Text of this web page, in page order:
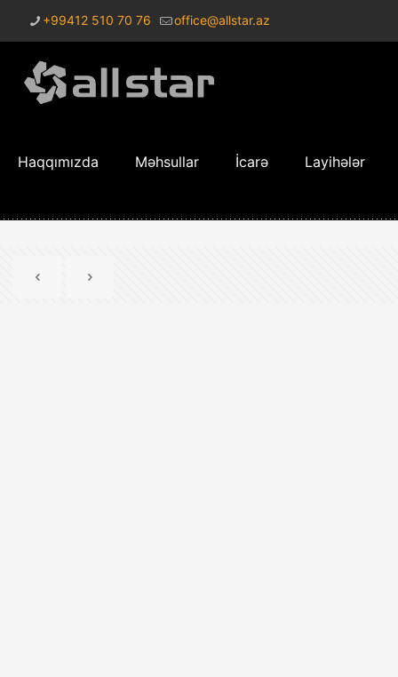
+99412 510 70 76 office@allstar.az
Haqqımızda Məhsullar İcarə Layihələr